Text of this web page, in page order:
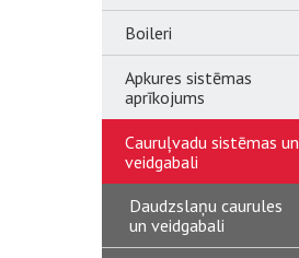
Boileri
Apkures sistēmas
aprīkojums
Cauruļvadu sistēmas un
veidgabali
Daudzslaņu caurules
un veidgabali